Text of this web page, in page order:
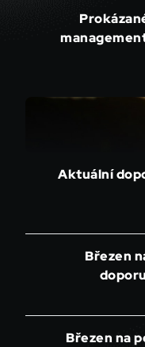
Aktuální
Březen
Březen na